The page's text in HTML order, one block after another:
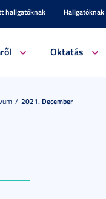
hallgatóknak Hallgatóknak
Oktatás
2021. December